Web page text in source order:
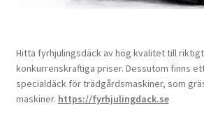
Hitta fyrhjulingsdäck av hög kvalitet till
konkurrenskraftiga priser. Dessutom finns
specialdäck för trädgårdsmaskiner, som
maskiner. https://fyrhjulingdack.se